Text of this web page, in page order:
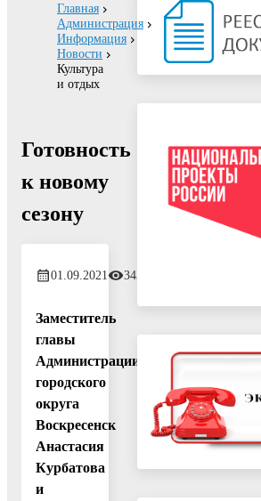
Главная
Администрация
Информация
Новости
Культура
и отдых
Готовность
к новому
сезону
01.09.2021 343
Заместитель
главы
Администрации
городского
округа
Воскресенск
Анастасия
Курбатова
и